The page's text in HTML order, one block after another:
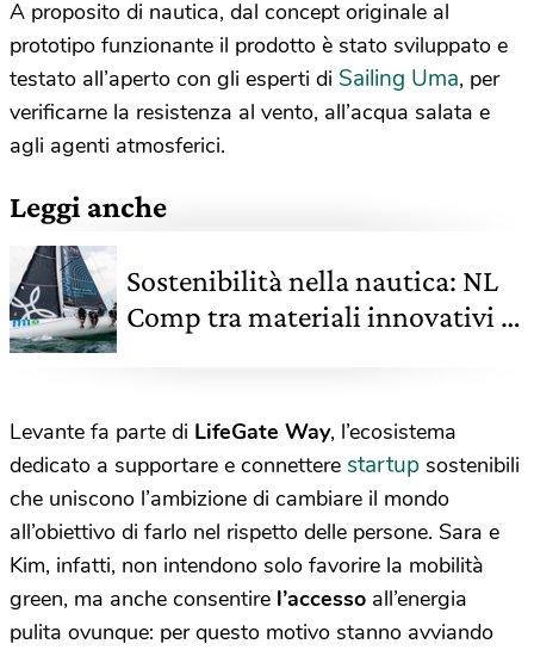
A proposito di nautica, dal concept originale al
prototipo funzionante il prodotto è stato sviluppato e
testato all’aperto con gli esperti di Sailing Uma, per
verificarne la resistenza al vento, all’acqua salata e
agli agenti atmosferici.
Leggi anche
Sostenibilità nella nautica: NL
Comp tra materiali innovativi e
Levante fa parte di LifeGate Way, l’ecosistema
dedicato a supportare e connettere startup sostenibili
che uniscono l’ambizione di cambiare il mondo
all’obiettivo di farlo nel rispetto delle persone. Sara e
Kim, infatti, non intendono solo favorire la mobilità
green, ma anche consentire l’accesso all’energia
pulita ovunque: per questo motivo stanno avviando